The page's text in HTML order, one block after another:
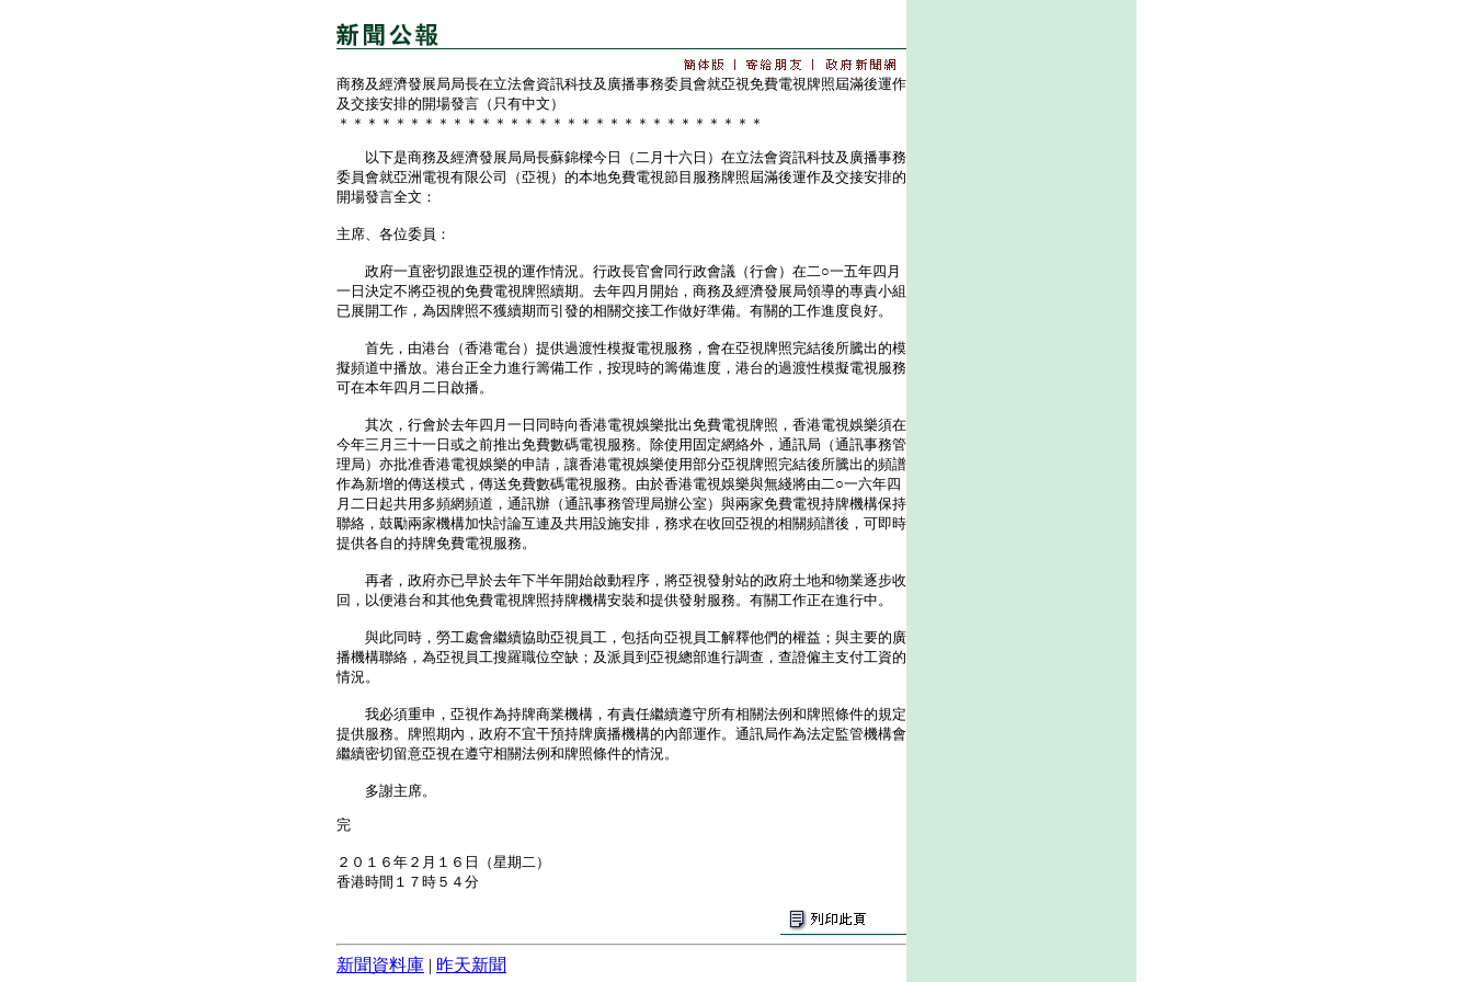
商務及經濟發展局局長在立法會資訊科技及廣播事務委員會就亞視免費電視牌照屆滿後運作
及交接安排的開場發言（只有中文）
＊＊＊＊＊＊＊＊＊＊＊＊＊＊＊＊＊＊＊＊＊＊＊＊＊＊＊＊＊＊
以下是商務及經濟發展局局長蘇錦樑今日（二月十六日）在立法會資訊科技及廣播事務
委員會就亞洲電視有限公司（亞視）的本地免費電視節目服務牌照屆滿後運作及交接安排的
開場發言全文：
主席、各位委員：
政府一直密切跟進亞視的運作情況。行政長官會同行政會議（行會）在二○一五年四月
一日決定不將亞視的免費電視牌照續期。去年四月開始，商務及經濟發展局領導的專責小組
已展開工作，為因牌照不獲續期而引發的相關交接工作做好準備。有關的工作進度良好。
首先，由港台（香港電台）提供過渡性模擬電視服務，會在亞視牌照完結後所騰出的模
擬頻道中播放。港台正全力進行籌備工作，按現時的籌備進度，港台的過渡性模擬電視服務
可在本年四月二日啟播。
其次，行會於去年四月一日同時向香港電視娛樂批出免費電視牌照，香港電視娛樂須在
今年三月三十一日或之前推出免費數碼電視服務。除使用固定網絡外，通訊局（通訊事務管
理局）亦批准香港電視娛樂的申請，讓香港電視娛樂使用部分亞視牌照完結後所騰出的頻譜
作為新增的傳送模式，傳送免費數碼電視服務。由於香港電視娛樂與無綫將由二○一六年四
月二日起共用多頻網頻道，通訊辦（通訊事務管理局辦公室）與兩家免費電視持牌機構保持
聯絡，鼓勵兩家機構加快討論互連及共用設施安排，務求在收回亞視的相關頻譜後，可即時
提供各自的持牌免費電視服務。
再者，政府亦已早於去年下半年開始啟動程序，將亞視發射站的政府土地和物業逐步收
回，以便港台和其他免費電視牌照持牌機構安裝和提供發射服務。有關工作正在進行中。
與此同時，勞工處會繼續協助亞視員工，包括向亞視員工解釋他們的權益；與主要的廣
播機構聯絡，為亞視員工搜羅職位空缺；及派員到亞視總部進行調查，查證僱主支付工資的
情況。
我必須重申，亞視作為持牌商業機構，有責任繼續遵守所有相關法例和牌照條件的規定
提供服務。牌照期內，政府不宜干預持牌廣播機構的內部運作。通訊局作為法定監管機構會
繼續密切留意亞視在遵守相關法例和牌照條件的情況。
多謝主席。
完
２０１６年２月１６日（星期二）
香港時間１７時５４分
新聞資料庫 | 昨天新聞